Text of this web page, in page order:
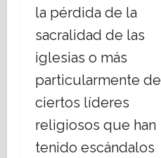
la pérdida de la
sacralidad de las
iglesias o más
particularmente de
ciertos líderes
religiosos que han
tenido escándalos